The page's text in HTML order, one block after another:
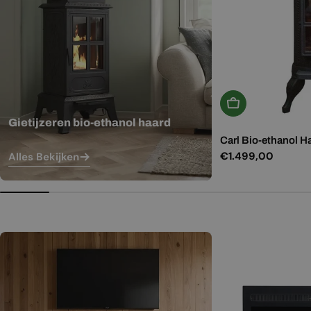
Gietijzeren bio-ethanol haard
Alles Bekijken
In Winkelwagen
Carl Bio-ethanol
Normale
€1.499,00